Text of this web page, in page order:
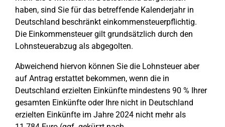
haben, sind Sie für das betreffende Kalenderjahr in
Deutschland beschränkt einkommensteuerpflichtig.
Die Einkommensteuer gilt grundsätzlich durch den
Lohnsteuerabzug als abgegolten.
Abweichend hiervon können Sie die Lohnsteuer aber
auf Antrag erstattet bekommen, wenn die in
Deutschland erzielten Einkünfte mindestens 90 % Ihrer
gesamten Einkünfte oder Ihre nicht in Deutschland
erzielten Einkünfte im Jahre 2024 nicht mehr als